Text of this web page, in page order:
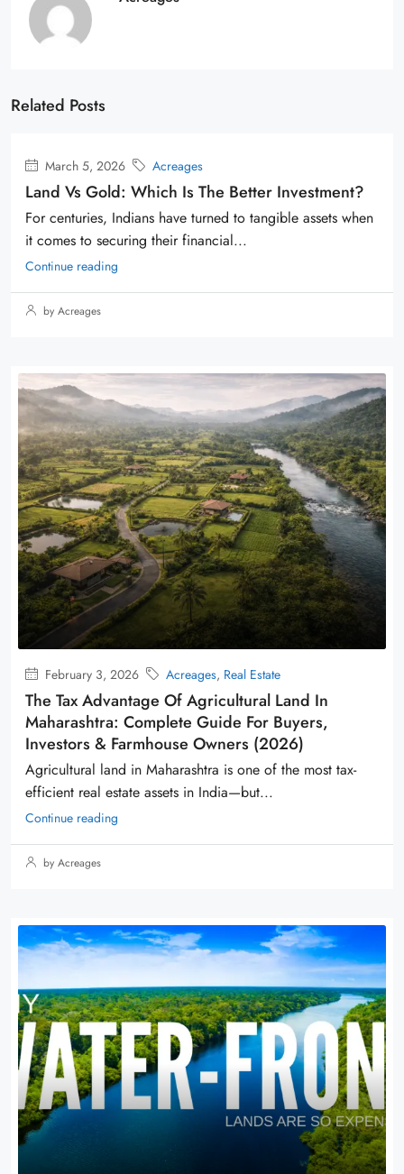
Related Posts
March 5, 2026 Acreages
Land Vs Gold: Which Is The Better Investment?
For centuries, Indians have turned to tangible assets when
it comes to securing their financial...
Continue reading
by Acreages
February 3, 2026 Acreages, Real Estate
The Tax Advantage Of Agricultural Land In
Maharashtra: Complete Guide For Buyers,
Investors & Farmhouse Owners (2026)
Agricultural land in Maharashtra is one of the most tax-
efficient real estate assets in India—but...
Continue reading
by Acreages